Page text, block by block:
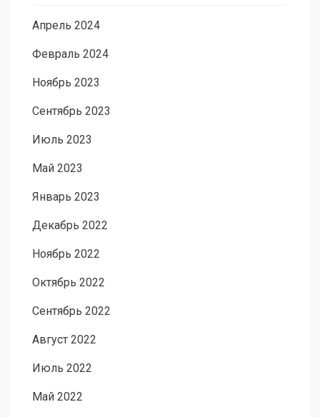
Апрель 2024
Февраль 2024
Ноябрь 2023
Сентябрь 2023
Июль 2023
Май 2023
Январь 2023
Декабрь 2022
Ноябрь 2022
Октябрь 2022
Сентябрь 2022
Август 2022
Июль 2022
Май 2022